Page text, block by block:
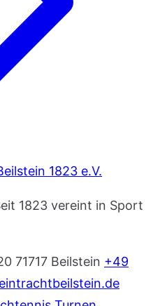
1823 e.V.
1823 vereint in Sport
71717 Beilstein +49